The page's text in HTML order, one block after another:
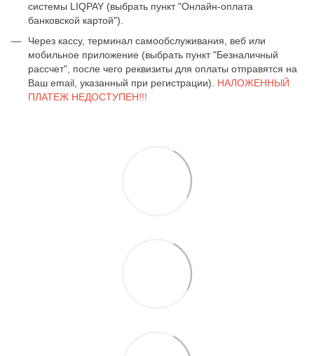
системы LIQPAY (выбрать пункт "Онлайн-оплата
банковской картой").
Через кассу, терминал самообслуживания, веб или
мобильное приложение (выбрать пункт "Безналичный
рассчет", после чего реквизиты для оплаты отправятся на
Ваш email, указанный при регистрации). НАЛОЖЕННЫЙ
ПЛАТЕЖ НЕДОСТУПЕН!!!